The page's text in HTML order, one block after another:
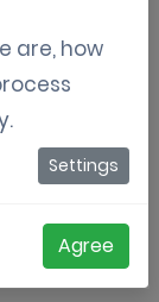
de
are, how
.
Settings
Agree